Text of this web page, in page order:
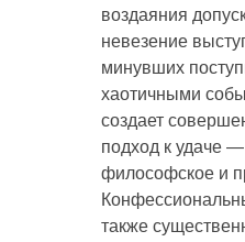
воздаяния
невезение
минувших
хаотичными
создает
подход к удаче
философское и
также